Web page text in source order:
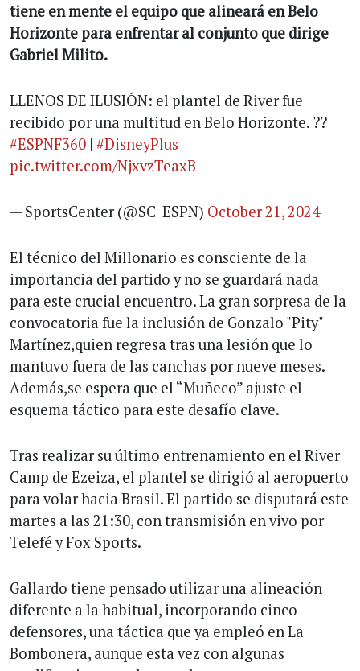
tiene en mente el equipo que alineará en Belo
Horizonte para enfrentar al conjunto que dirige
Gabriel Milito.
LLENOS DE ILUSIÓN: el plantel de River fue
recibido por una multitud en Belo Horizonte. ??
#ESPNF360 | #DisneyPlus
pic.twitter.com/NjxvzTeaxB
— SportsCenter (@SC_ESPN) October 21, 2024
El técnico del Millonario es consciente de la
importancia del partido y no se guardará nada
para este crucial encuentro. La gran sorpresa de la
convocatoria fue la inclusión de Gonzalo "Pity"
Martínez,quien regresa tras una lesión que lo
mantuvo fuera de las canchas por nueve meses.
Además,se espera que el “Muñeco” ajuste el
esquema táctico para este desafío clave.
Tras realizar su último entrenamiento en el River
Camp de Ezeiza, el plantel se dirigió al aeropuerto
para volar hacia Brasil. El partido se disputará este
martes a las 21:30, con transmisión en vivo por
Telefé y Fox Sports.
Gallardo tiene pensado utilizar una alineación
diferente a la habitual, incorporando cinco
defensores, una táctica que ya empleó en La
Bombonera, aunque esta vez con algunas